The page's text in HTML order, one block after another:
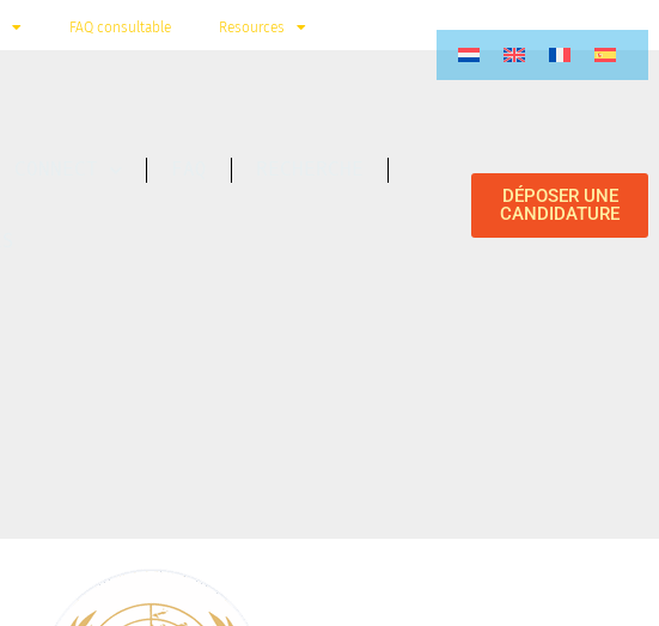
FAQ consultable Resources
DÉPOSER UNE
CANDIDATURE